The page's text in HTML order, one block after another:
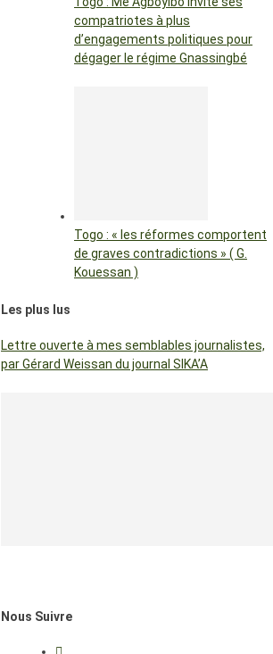
compatriotes à plus
d’engagements politiques pour
dégager le régime Gnassingbé
Togo : « les réformes comportent
de graves contradictions » ( G.
Kouessan )
Les plus lus
Lettre ouverte à mes semblables journalistes,
par Gérard Weissan du journal SIKA’A
Nous Suivre